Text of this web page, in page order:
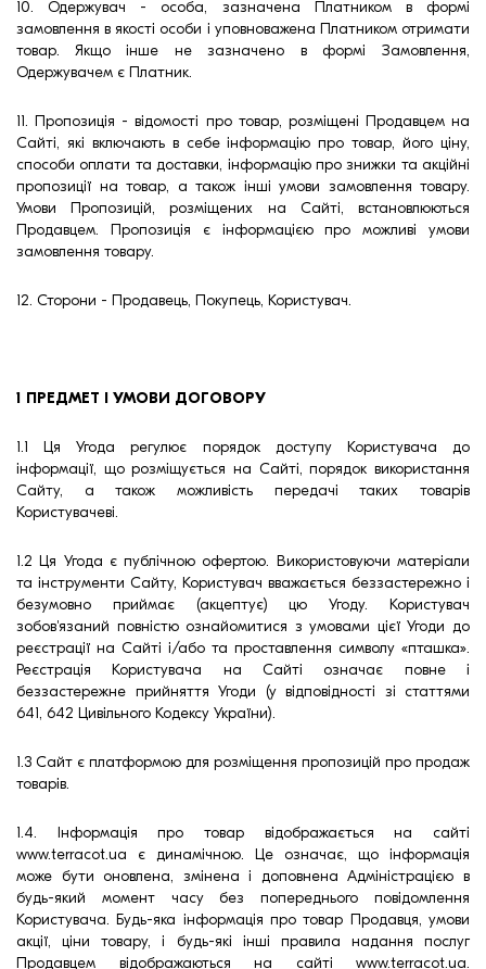
10. Одержувач - особа, зазначена Платником в формі
замовлення в якості особи і уповноважена Платником отримати
товар. Якщо інше не зазначено в формі Замовлення,
Одержувачем є Платник.
11. Пропозиція - відомості про товар, розміщені Продавцем на
Сайті, які включають в себе інформацію про товар, його ціну,
способи оплати та доставки, інформацію про знижки та акційні
пропозиції на товар, а також інші умови замовлення товару.
Умови Пропозицій, розміщених на Сайті, встановлюються
Продавцем. Пропозиція є інформацією про можливі умови
замовлення товару.
12. Сторони - Продавець, Покупець, Користувач.
1 ПРЕДМЕТ І УМОВИ ДОГОВОРУ
1.1 Ця Угода регулює порядок доступу Користувача до
інформації, що розміщується на Сайті, порядок використання
Сайту, а також можливість передачі таких товарів
Користувачеві.
1.2 Ця Угода є публічною офертою. Використовуючи матеріали
та інструменти Сайту, Користувач вважається беззастережно і
безумовно приймає (акцептує) цю Угоду. Користувач
зобов'язаний повністю ознайомитися з умовами цієї Угоди до
реєстрації на Сайті і/або та проставлення символу «пташка».
Реєстрація Користувача на Сайті означає повне і
беззастережне прийняття Угоди (у відповідності зі статтями
641, 642 Цивільного Кодексу України).
1.3 Сайт є платформою для розміщення пропозицій про продаж
товарів.
1.4. Інформація про товар відображається на сайті
www.terracot.ua є динамічною. Це означає, що інформація
може бути оновлена, змінена і доповнена Адміністрацією в
будь-який момент часу без попереднього повідомлення
Користувача. Будь-яка інформація про товар Продавця, умови
акції, ціни товару, і будь-які інші правила надання послуг
Продавцем відображаються на сайті www.terracot.ua.